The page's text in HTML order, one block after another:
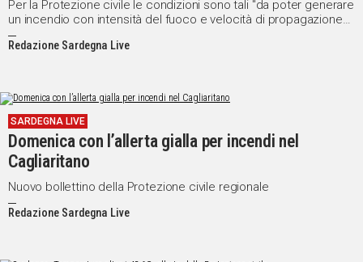
Per la Protezione civile le condizioni sono tali "da poter generare
un incendio con intensità del fuoco e velocità di propagazione
elevate"
Redazione Sardegna Live
SARDEGNA LIVE
Domenica con l’allerta gialla per incendi nel
Cagliaritano
Nuovo bollettino della Protezione civile regionale
Redazione Sardegna Live